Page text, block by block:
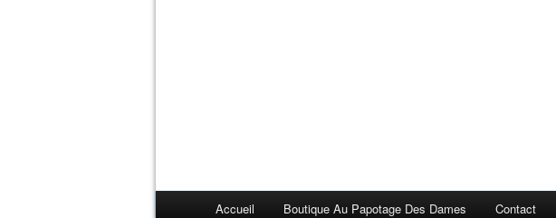
Accueil Boutique Au Papotage Des Dames Contact